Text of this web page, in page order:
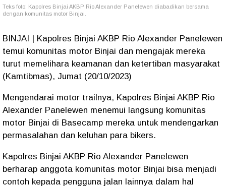
Teks foto: Kapolres Binjai AKBP Rio Alexander Panelewen diabadikan bersama
dengan komunitas motor Binjai.
BINJAI | Kapolres Binjai AKBP Rio Alexander Panelewen
temui komunitas motor Binjai dan mengajak mereka
turut memelihara keamanan dan ketertiban masyarakat
(Kamtibmas), Jumat (20/10/2023)
Mengendarai motor trailnya, Kapolres Binjai AKBP Rio
Alexander Panelewen menemui langsung komunitas
motor Binjai di Basecamp mereka untuk mendengarkan
permasalahan dan keluhan para bikers.
Kapolres Binjai AKBP Rio Alexander Panelewen
berharap anggota komunitas motor Binjai bisa menjadi
contoh kepada pengguna jalan lainnya dalam hal